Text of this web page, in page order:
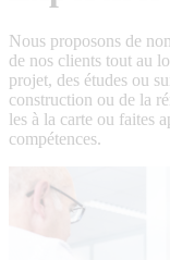
Nous proposons de
de nos clients tout au
projet, des études ou
construction ou de la
les à la carte ou faites
compétences.